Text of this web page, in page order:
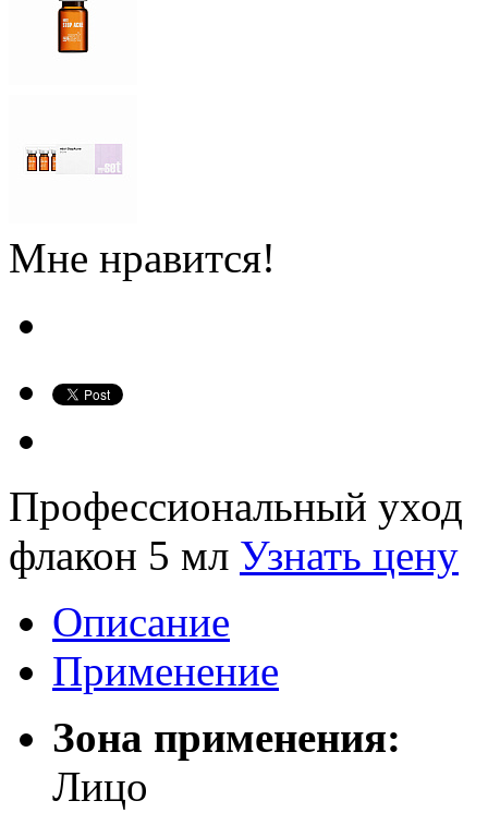
Мне нравится!
Профессиональный уход
флакон 5 мл Узнать цену
Описание
Применение
Зона применения:
Лицо